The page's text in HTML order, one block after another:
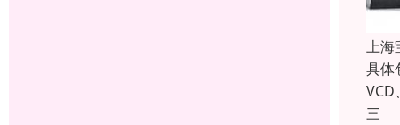
上海
具体
VCD
三